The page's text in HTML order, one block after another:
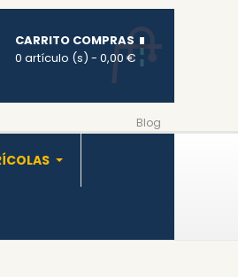
CARRITO COMPRAS
0 artículo (s) - 0,00 €
Blog